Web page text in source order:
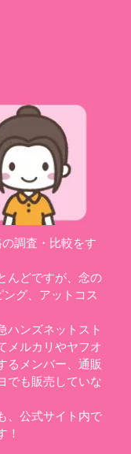
調査・比較をす
んどですが、念の
グ、アットコス
ハンズネットスト
メルカリやヤフオ
るメンバー、通販
でも販売していな
、公式サイト内で
！